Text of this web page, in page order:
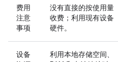
费用
注意
事项
没有直接的按使用量
收费；利用现有设备
硬件。
设备
利用本地存储空间、